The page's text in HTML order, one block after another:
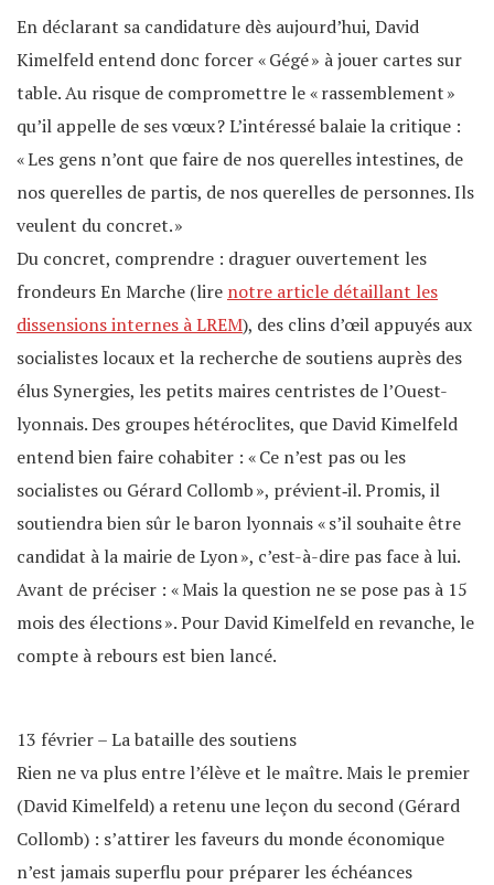
En déclarant sa candidature dès aujourd’hui, David
Kimelfeld entend donc forcer « Gégé » à jouer cartes sur
table. Au risque de compromettre le « rassemblement »
qu’il appelle de ses vœux ? L’intéressé balaie la critique :
« Les gens n’ont que faire de nos querelles intestines, de
nos querelles de partis, de nos querelles de personnes. Ils
veulent du concret. »
Du concret, comprendre : draguer ouvertement les
frondeurs En Marche (lire notre article détaillant les
dissensions internes à LREM), des clins d’œil appuyés aux
socialistes locaux et la recherche de soutiens auprès des
élus Synergies, les petits maires centristes de l’Ouest-
lyonnais. Des groupes hétéroclites, que David Kimelfeld
entend bien faire cohabiter : « Ce n’est pas ou les
socialistes ou Gérard Collomb », prévient‐il. Promis, il
soutiendra bien sûr le baron lyonnais « s’il souhaite être
candidat à la mairie de Lyon », c’est-à-dire pas face à lui.
Avant de préciser : « Mais la question ne se pose pas à 15
mois des élections ». Pour David Kimelfeld en revanche, le
compte à rebours est bien lancé.
13 février – La bataille des soutiens
Rien ne va plus entre l’élève et le maître. Mais le premier
(David Kimelfeld) a retenu une leçon du second (Gérard
Collomb) : s’attirer les faveurs du monde économique
n’est jamais superflu pour préparer les échéances